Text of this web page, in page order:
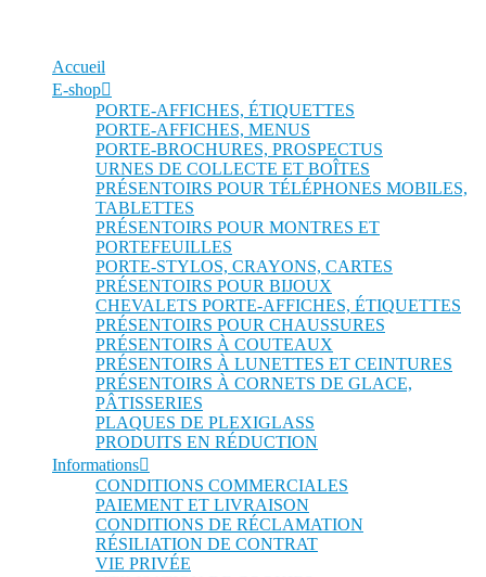
Accueil
E-shop
PORTE-AFFICHES, ÉTIQUETTES
PORTE-AFFICHES, MENUS
PORTE-BROCHURES, PROSPECTUS
URNES DE COLLECTE ET BOÎTES
PRÉSENTOIRS POUR TÉLÉPHONES MOBILES,
TABLETTES
PRÉSENTOIRS POUR MONTRES ET
PORTEFEUILLES
PORTE-STYLOS, CRAYONS, CARTES
PRÉSENTOIRS POUR BIJOUX
CHEVALETS PORTE-AFFICHES, ÉTIQUETTES
PRÉSENTOIRS POUR CHAUSSURES
PRÉSENTOIRS À COUTEAUX
PRÉSENTOIRS À LUNETTES ET CEINTURES
PRÉSENTOIRS À CORNETS DE GLACE,
PÂTISSERIES
PLAQUES DE PLEXIGLASS
PRODUITS EN RÉDUCTION
Informations
CONDITIONS COMMERCIALES
PAIEMENT ET LIVRAISON
CONDITIONS DE RÉCLAMATION
RÉSILIATION DE CONTRAT
VIE PRIVÉE